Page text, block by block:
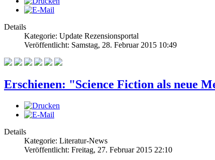
Details
Kategorie: Update Rezensionsportal
Veröffentlicht: Samstag, 28. Februar 2015 10:49
Erschienen: "Science Fiction als neue
Details
Kategorie: Literatur-News
Veröffentlicht: Freitag, 27. Februar 2015 22:10